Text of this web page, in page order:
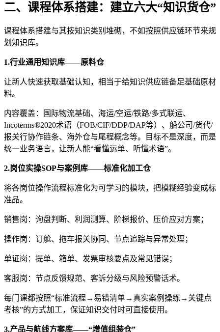
二、课程体系搭建：建立六大“知识货仓”
课程体系搭建与其按知识类别堆砌，不如按照供应链环节来规
划知识库。
1.行业通用知识库——原料仓
让新人快速获取基础认知，相当于给知识供应链备足基础原材
料。
内容覆盖：国际物流基础、海运/空运/铁路/多式联运、
Incoterms®2020术语（FOB/CIF/DDP/DAP等）、船公司/货代/
报关行协作链条、海外仓与尾程概念等。目标不是深度，而是
统一业务语言，让新人能“看懂运单、听懂术语”。
2.岗位实操SOP与案例库——标准化加工仓
将各岗位操作流程标准化为可学习的模块，把模糊经验变成标
准品。
销售岗：询盘判断、利润测算、阶梯报价、压价应对方案；
操作岗：订舱、拖车报关协同、节点追踪与异常处理；
单证岗：提单、箱单、发票审核要点及常见错误；
客服岗：节点反馈规范、客诉分级与风险预警话术。
每门课都按照“标准流程→易错清单→真实案例操练→关键点
考核”的方式加工，保证知识交付时可直接使用。
3.产品与航线方案库——“增值组装仓”